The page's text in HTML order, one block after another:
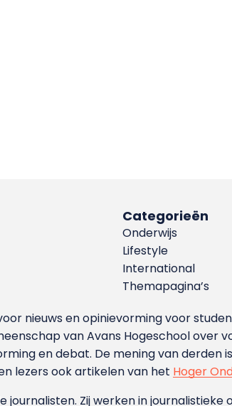
Categorieën
Onderwijs
Lifestyle
International
Themapagina’s
nieuws en opinievorming voor
van Avans Hogeschool over
en debat. De mening van derden
lezers ook artikelen van het Hoger
Zij werken in journalistieke